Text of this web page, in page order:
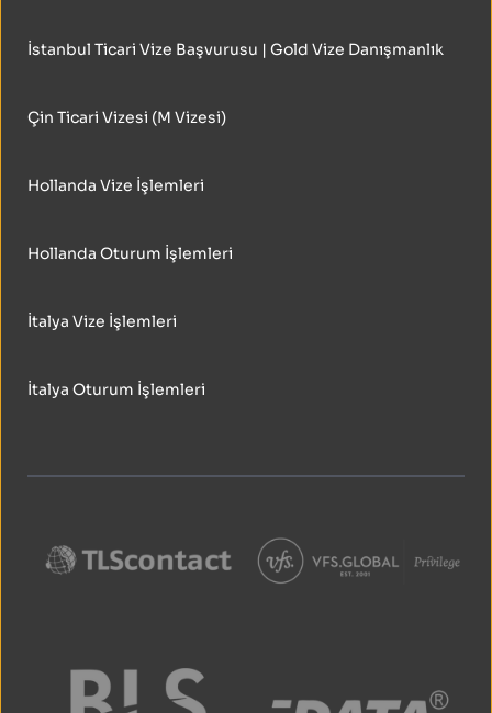
İstanbul Ticari Vize Başvurusu | Gold Vize Danışmanlık
Çin Ticari Vizesi (M Vizesi)
Hollanda Vize İşlemleri
Hollanda Oturum İşlemleri
İtalya Vize İşlemleri
İtalya Oturum İşlemleri